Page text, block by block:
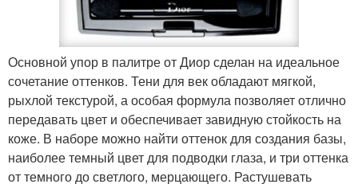
Основной упор в палитре от Диор сделан на идеальное
сочетание оттенков. Тени для век обладают мягкой,
рыхлой текстурой, а особая формула позволяет отлично
передавать цвет и обеспечивает завидную стойкость на
коже. В наборе можно найти оттенок для создания базы,
наиболее темный цвет для подводки глаза, и три оттенка
от темного до светлого, мерцающего. Растушевать